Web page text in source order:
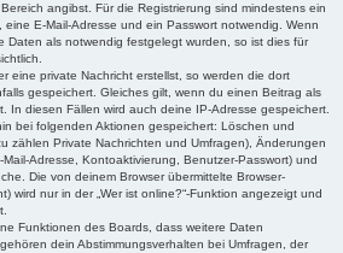
angibst. Für die Registrierung sind mindestens ein
E-Mail-Adresse und ein Passwort notwendig. Wenn
Daten als notwendig festgelegt wurden, so ist dies für
eine private Nachricht erstellst, so werden die dort
gespeichert. Gleiches gilt, wenn du einen Beitrag als
In diesen Fällen wird auch deine IP-Adresse gespeichert.
bei folgenden Aktionen gespeichert: Löschen und
zählen Private Nachrichten und Umfragen), Änderungen
Adresse, Kontoaktivierung, Benutzer-Passwort) und
Die von deinem Browser übermittelte Browser-
wird nur in der „Wer ist online?“-Funktion angezeigt und
Funktionen des Boards, dass weitere Daten
dein Abstimmungsverhalten bei Umfragen, der